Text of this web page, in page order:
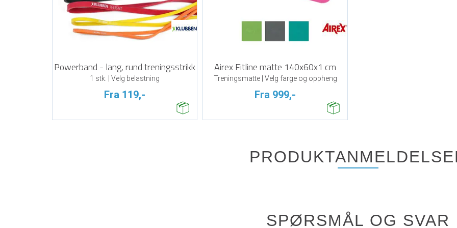
Powerband - lang, rund treningsstrikk
1 stk. | Velg belastning
Fra 119,-
Airex Fitline matte 140x60x1 cm
Treningsmatte | Velg farge og oppheng
Fra 999,-
SPØRSMÅL OG SVAR